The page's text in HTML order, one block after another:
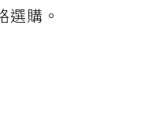
選購。